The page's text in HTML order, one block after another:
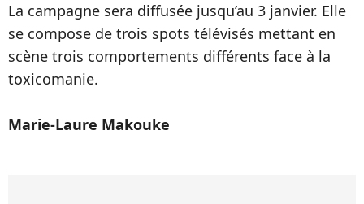
La campagne sera diffusée jusqu’au 3 janvier. Elle
se compose de trois spots télévisés mettant en
scène trois comportements différents face à la
toxicomanie.
Marie-Laure Makouke